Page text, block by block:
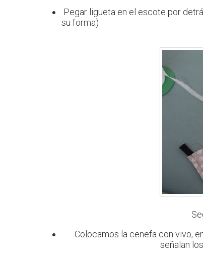
Pegar ligueta en el escote por
su forma)
Colocamos la cenefa con vivo,
señalan